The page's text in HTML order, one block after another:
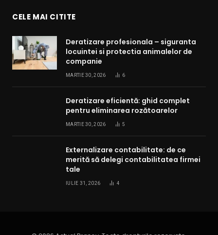
CELE MAI CITITE
Deratizare profesionala – siguranta
locuintei si protectia animalelor de
companie
MARTIE 30, 2026 6
Deratizare eficientă: ghid complet
pentru eliminarea rozătoarelor
MARTIE 30, 2026 5
Externalizare contabilitate: de ce
merită să delegi contabilitatea firmei
tale
IULIE 31, 2026 4